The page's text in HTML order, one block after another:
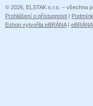
© 2026, ELSTAK s.r.o. – všechna
Prohlášení o přístupnosti |
Eshop vytvořila eBRÁNA|